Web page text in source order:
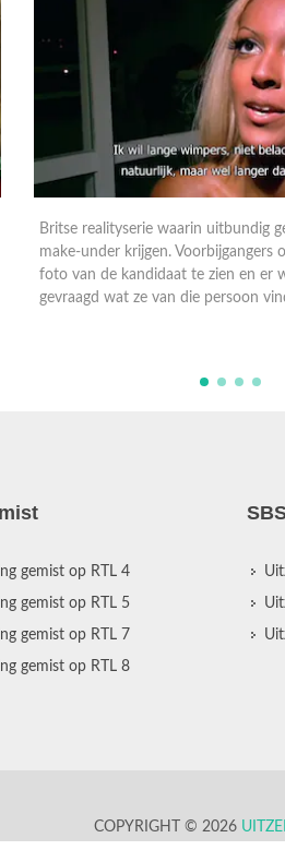
Britse realityserie waarin uitbundig
make-under krijgen. Voorbijgangers
foto van de kandidaat te zien en er
gevraagd wat ze van die persoon
gemist op RTL 4
gemist op RTL 5
gemist op RTL 7
gemist op RTL 8
COPYRIGHT © 2026